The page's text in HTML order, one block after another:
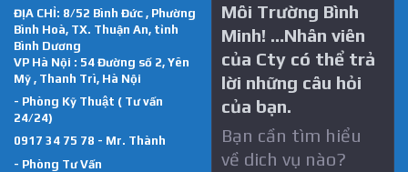
ĐỊA CHỈ: 8/52 Bình Đức , Phường
Bình Hoà, TX. Thuận An, tỉnh
Bình Dương
VP Hà Nội : 54 Đường số 2, Yên
Mỹ , Thanh Trì, Hà Nội
- Phòng Kỹ Thuật ( Tư vấn
24/24)
0917 34 75 78 - Mr. Thành
- Phòng Tư Vấn
Môi Trường Bình
Minh! …Nhân viên
của Cty có thể trả
lời những câu hỏi
của bạn.
Bạn cần tìm hiểu
về dich vụ nào?